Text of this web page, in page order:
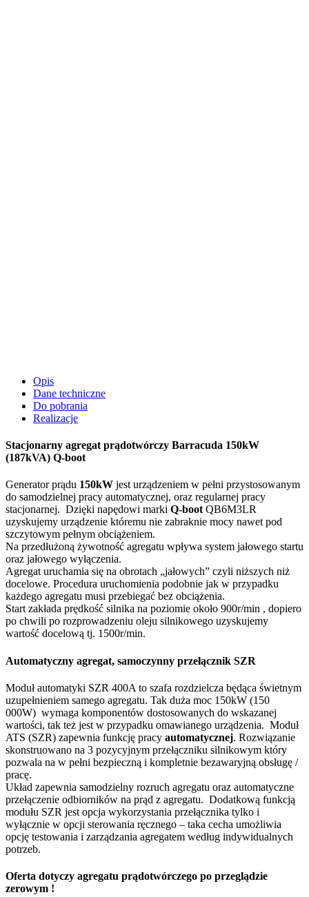
Opis
Dane techniczne
Do pobrania
Realizacje
Stacjonarny agregat prądotwórczy Barracuda 150kW
(187kVA) Q-boot
Generator prądu 150kW jest urządzeniem w pełni przystosowanym
do samodzielnej pracy automatycznej, oraz regularnej pracy
stacjonarnej. Dzięki napędowi marki Q-bootQB6M3LR
uzyskujemy urządzenie któremu nie zabraknie mocy nawet pod
szczytowym pełnym obciążeniem.
Na przedłużoną żywotność agregatu wpływa system jałowego startu
oraz jałowego wyłączenia.
Agregat uruchamia się na obrotach „jałowych” czyli niższych niż
docelowe. Procedura uruchomienia podobnie jak w przypadku
każdego agregatu musi przebiegać bez obciążenia.
Start zakłada prędkość silnika na poziomie około 900r/min , dopiero
po chwili po rozprowadzeniu oleju silnikowego uzyskujemy
wartość docelową tj. 1500r/min.
Automatyczny agregat, samoczynny przełącznik SZR
Moduł automatyki SZR 400A to szafa rozdzielcza będąca świetnym
uzupełnieniem samego agregatu. Tak duża moc 150kW (150
000W) wymaga komponentów dostosowanych do wskazanej
wartości, tak też jest w przypadku omawianego urządzenia. Moduł
ATS (SZR) zapewnia funkcję pracy automatycznej. Rozwiązanie
skonstruowano na 3 pozycyjnym przełączniku silnikowym który
pozwala na w pełni bezpieczną i kompletnie bezawaryjną obsługę /
pracę.
Układ zapewnia samodzielny rozruch agregatu oraz automatyczne
przełączenie odbiorników na prąd z agregatu. Dodatkową funkcją
modułu SZR jest opcja wykorzystania przełącznika tylko i
wyłącznie w opcji sterowania ręcznego – taka cecha umożliwia
opcję testowania i zarządzania agregatem według indywidualnych
potrzeb.
Oferta dotyczy agregatu prądotwórczego po przeglądzie
zerowym !